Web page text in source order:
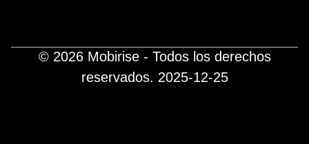
© 2026 Mobirise - Todos los derechos
reservados. 2025-12-25